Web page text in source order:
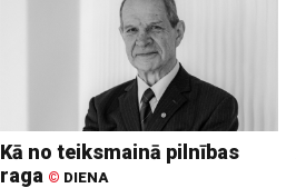
Kā no teiksmainā pilnības
raga © DIENA